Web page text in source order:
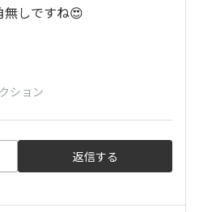
無しですね😍
ション
返信する